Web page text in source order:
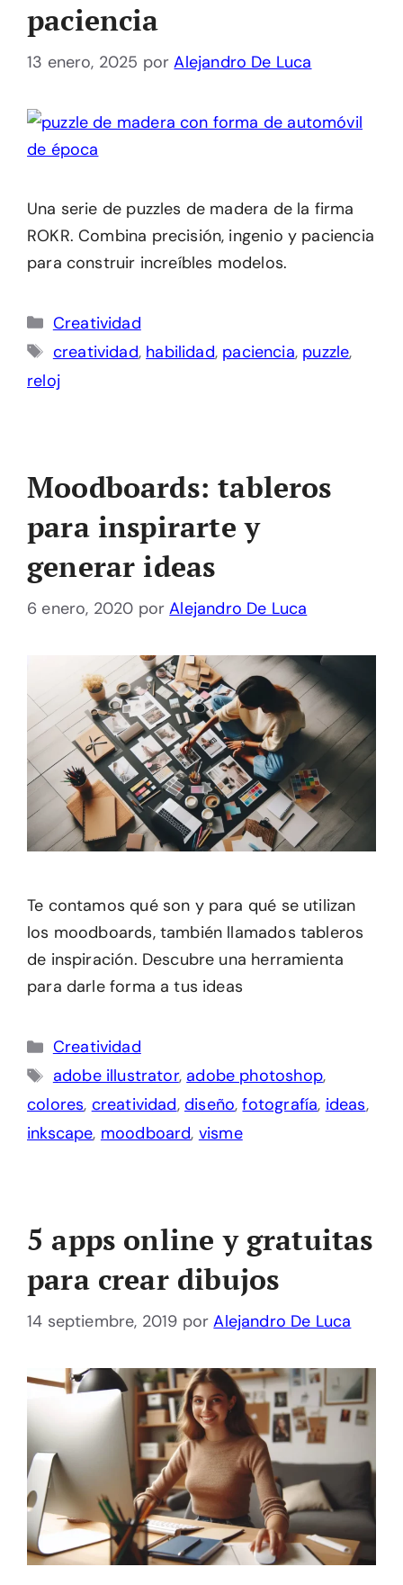
paciencia
13 enero, 2025 porAlejandro De Luca
Una serie de puzzles de madera de la firma
ROKR. Combina precisión, ingenio y paciencia
para construir increíbles modelos.
Categorías
Creatividad
Etiquetas
creatividad, habilidad, paciencia, puzzle,
reloj
Moodboards: tableros
para inspirarte y
generar ideas
6 enero, 2020 porAlejandro De Luca
Te contamos qué son y para qué se utilizan
los moodboards, también llamados tableros
de inspiración. Descubre una herramienta
para darle forma a tus ideas
Categorías
Creatividad
Etiquetas
adobe illustrator, adobe photoshop,
colores, creatividad, diseño,fotografía, ideas,
inkscape, moodboard, visme
5 apps online y gratuitas
para crear dibujos
14 septiembre, 2019 porAlejandro De Luca